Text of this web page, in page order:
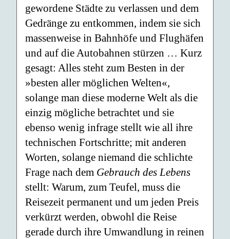
gewordene Städte zu verlassen und dem
Gedränge zu entkommen, indem sie sich
massenweise in Bahnhöfe und Flughäfen
und auf die Autobahnen stürzen … Kurz
gesagt: Alles steht zum Besten in der
»besten aller möglichen Welten«,
solange man diese moderne Welt als die
einzig mögliche betrachtet und sie
ebenso wenig infrage stellt wie all ihre
technischen Fortschritte; mit anderen
Worten, solange niemand die schlichte
Frage nach dem Gebrauch des Lebens
stellt: Warum, zum Teufel, muss die
Reisezeit permanent und um jeden Preis
verkürzt werden, obwohl die Reise
gerade durch ihre Umwandlung in reinen